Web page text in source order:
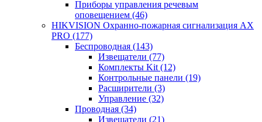
Приборы управления речевым
оповещением (46)
HIKVISION Охранно-пожарная сигнализация AX
PRO (177)
Беспроводная (143)
Извещатели (77)
Комплекты Kit (12)
Контрольные панели (19)
Расширители (3)
Управление (32)
Проводная (34)
Извещатели (21)